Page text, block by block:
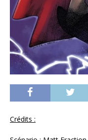
Crédits :